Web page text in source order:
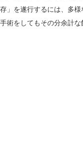
」を遂行するには、多
術をしてもその分余計